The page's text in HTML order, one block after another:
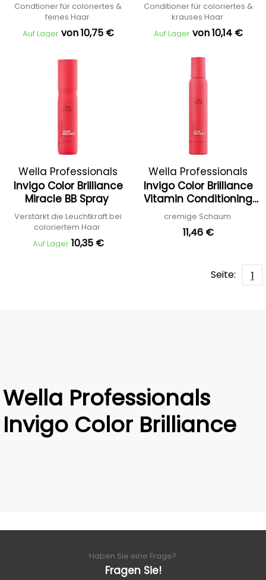
Condtioner für coloriertes &
feines Haar
Auf Lager von 10,75 €
Conditioner für coloriertes &
krauses Haar
Auf Lager von 10,14 €
Wella Professionals
Invigo Color Brilliance
Miracle BB Spray
Verstärkt die Leuchtkraft bei
coloriertem Haar
Auf Lager 10,35 €
Wella Professionals
Invigo Color Brilliance
Vitamin Conditioning
Mousse
cremige Schaum
11,46 €
Seite: 1
Wella Professionals
Invigo Color Brilliance
Haben Sie eine Frage?
Fragen Sie!